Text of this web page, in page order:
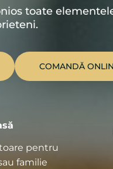
toate
COMANDĂ
pentru
familie